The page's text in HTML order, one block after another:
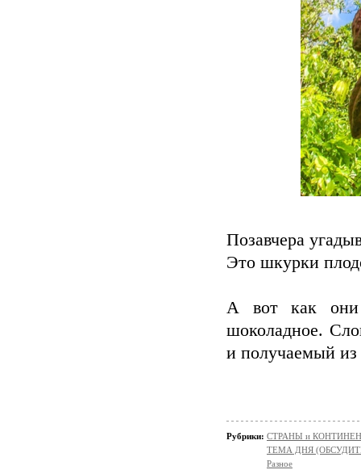
Позавчера
Это шкурки
А вот как они
шоколадное.
и получаемый
Рубрики: СТРАНЫ и
ТЕМА ДНЯ
Разное